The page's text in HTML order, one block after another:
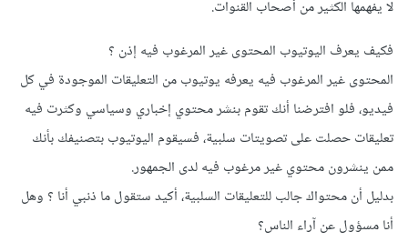
لا يفهمها الكثير من أصحاب القنوات.
فكيف يعرف اليوتيوب المحتوى غير المرغوب فيه إذن ؟
المحتوى غير المرغوب فيه يعرفه يوتيوب من التعليقات الموجودة في كل
فيديو، فلو افترضنا أنك تقوم بنشر محتوي إخباري وسياسي وكثرت فيه
تعليقات حصلت على تصويتات سلبية، فسيقوم اليوتيوب بتصنيفك بأنك
ممن ينشرون محتوي غير مرغوب فيه لدى الجمهور.
بدليل أن محتواك جالب للتعليقات السلبية، أكيد ستقول ما ذنبي أنا ؟ وهل
أنا مسؤول عن آراء الناس؟